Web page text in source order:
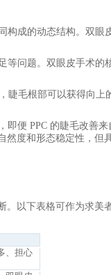
构成的动态结构。双眼
等问题。双眼皮手术的
睫毛根部可以获得向上
即便 PPC 的睫毛改善来
然度和形态稳定性，但
。以下表格可作为求美
、担心